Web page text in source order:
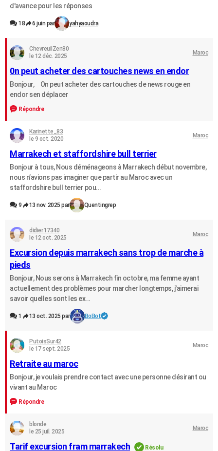
Destinations
City break
Voyage nature
Voyage de noces
Forum
Climat
+
GUIDES D'ACHAT
BONS PLANS
CARTE DE VOEUX
Carte de Noël
Carte Bonne année
Carte Saint-Valentin
Carte Pâques
Carte d'anniversaire
DICTIONNAIRE
Dictionnaire
Biographies
Citations
Expressions
Proverbes
PROGRAMME TV
COPAINS D'AVANT
AVIS DE DÉCÈS
FORUM
Bricolage
Lifestyle
Culture
Sport
Auto
Television
Voyage
Cinema
d'avance pour les réponses
18 6 juin par yahyaoudra
ChevreuilZen80
le 12 déc. 2025
Maroc
0n peut acheter des cartouches news en endor
Bonjour, On peut acheter des cartouches de news rouge en
endor sen déplacer
Répondre
Karinette_83
le 9 oct. 2020
Maroc
Marrakech et staffordshire bull terrier
Bonjour à tous, Nous déménageons à Marrakech début novembre,
nous n’avions pas imaginer que partir au Maroc avec un
staffordshire bull terrier pou...
9 13 nov. 2025 par Quentingrep
didier.17340
le 12 oct. 2025
Maroc
Excursion depuis marrakech sans trop de marche à
pieds
Bonjour, Nous serons à Marrakech fin octobre, ma femme ayant
actuellement des problèmes pour marcher longtemps, j'aimerai
savoir quelles sont les ex...
1 13 oct. 2025 par BoBot
PutoisSur42
le 17 sept. 2025
Maroc
Retraite au maroc
Bonjour, je voulais prendre contact avec une personne désirant ou
vivant au Maroc
Répondre
blonde
le 25 juil. 2025
Maroc
Tarif excursion fram marrakech Résolu